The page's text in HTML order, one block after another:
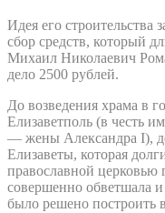
Идея его строительства
сбор средств, который
Михаил Николаевич
дело 2500 рублей.
До возведения храма в
Елизаветполь (в честь
— жены Александра I),
Елизаветы, которая
православной церковью
совершенно обветшала
было решено построить